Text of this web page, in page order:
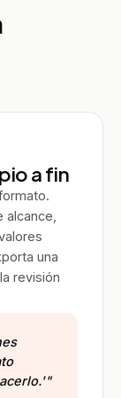
a fin
una
revisión
"